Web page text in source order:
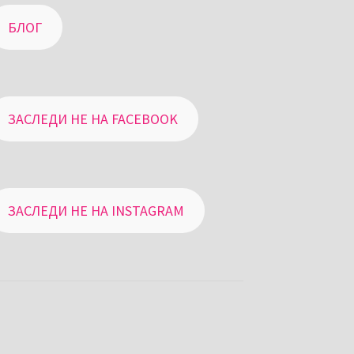
БЛОГ
ЗАСЛЕДИ НЕ НА FACEBOOK
ЗАСЛЕДИ НЕ НА INSTAGRAM